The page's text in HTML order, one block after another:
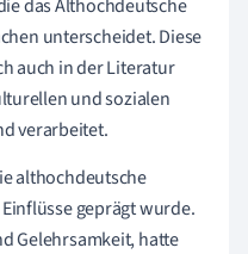
das Althochdeutsche
unterscheidet. Diese
auch in der Literatur
und sozialen
verarbeitet.
althochdeutsche
geprägt wurde.
Gelehrsamkeit, hatte